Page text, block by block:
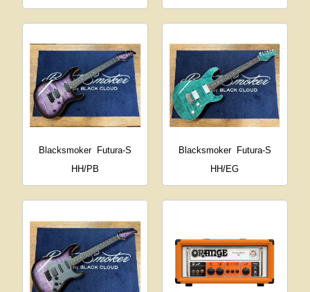
Blacksmoker
Futura-S
HH/PB
Blacksmoker
Futura-S
HH/EG